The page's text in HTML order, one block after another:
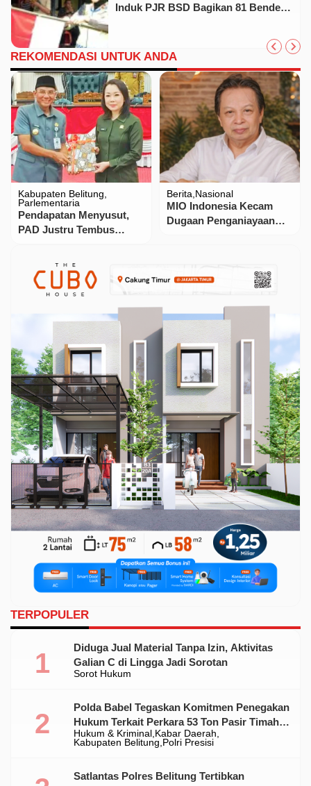
Induk PJR BSD Bagikan 81 Bendera
REKOMENDASI UNTUK ANDA
Kabupaten Belitung
Parlementaria
Pendapatan Menyusut,
PAD Justru Tembus
2025
Berita Nasional
MIO Indonesia Kecam
Dugaan Penganiayaan
TERPOPULER
Sorot Hukum
Diduga Jual Material Tanpa Izin, Aktivitas
Galian C di Lingga Jadi Sorotan
Hukum & Kriminal Kabar Daerah
Kabupaten Belitung Polri Presisi
Polda Babel Tegaskan Komitmen Penegakan
Hukum Terkait Perkara 53 Ton Pasir Timah
Ilegal Di Belitung
Satlantas Polres Belitung Tertibkan